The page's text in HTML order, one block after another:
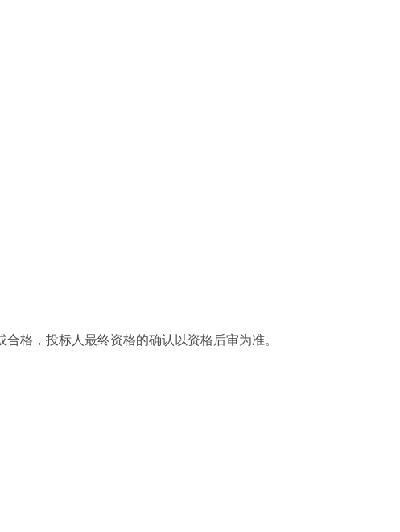
格，投标人最终资格的确认以资格后审为准。